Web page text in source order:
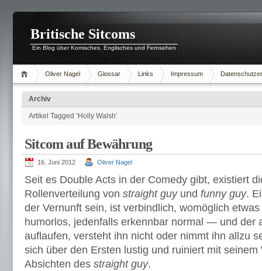
Britische Sitcoms
Ein Blog über Komisches, Englisches und Fernsehen
Oliver Nagel Glossar Links Impressum
Archiv
Artikel Tagged ‘Holly Walsh’
Sitcom auf Bewährung
16. Juni 2012 Oliver Nagel
Seit es Double Acts in der Comedy gibt, existiert
Rollenverteilung von straight guyund funny guy.
der Vernunft sein, ist verbindlich, womöglich
humorlos, jedenfalls erkennbar normal — und der
auflaufen, versteht ihn nicht oder nimmt ihn allzu
sich über den Ersten lustig und ruiniert mit seinem
Absichten des straight guy.